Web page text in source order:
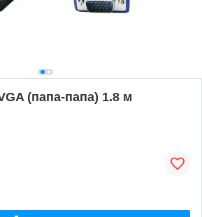
(папа-папа) 1.8 м